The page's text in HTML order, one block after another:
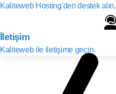
Kaliteweb Hosting'den destek alın.
İletişim
Kaliteweb ile iletişime geçin.